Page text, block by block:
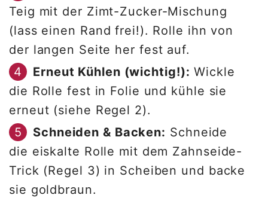
Teig mit der Zimt-Zucker-Mischung
(lass einen Rand frei!). Rolle ihn von
der langen Seite her fest auf.
Erneut Kühlen (wichtig!): Wickle
die Rolle fest in Folie und kühle sie
erneut (siehe Regel 2).
Schneiden & Backen: Schneide
die eiskalte Rolle mit dem Zahnseide-
Trick (Regel 3) in Scheiben und backe
sie goldbraun.